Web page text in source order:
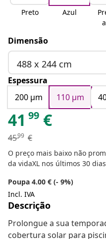
Preto Azul
Dimensão
488 x 244 cm
Espessura
200 μm
110 μm
41 99 €
4599 €
O preço mais baixo não
da vidaXL nos últimos 30
Poupa 4.00 € (- 9%)
Incl. IVA
Descrição
Prolongue a sua
cobertura solar para